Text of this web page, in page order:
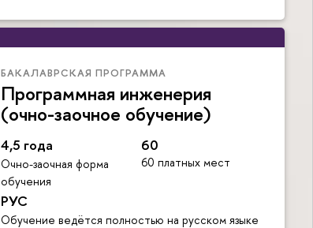
БАКАЛАВРСКАЯ ПРОГРАММА
Программная инженерия
(очно-заочное обучение)
4,5 года
Очно-заочная форма
обучения
60
60 платных мест
РУС
Обучение ведётся полностью на русском языке